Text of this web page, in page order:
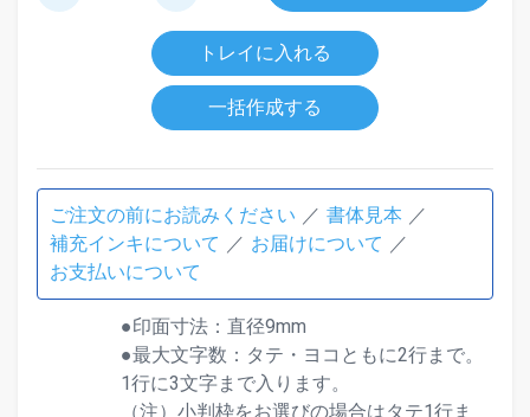
トレイに入れる
一括作成する
ご注文の前にお読みください
書体見本
補充インキについて
お届けについて
お支払いについて
●印面寸法：直径9mm
●最大文字数：タテ・ヨコともに2行まで。
1行に3文字まで入ります。
（注）小判枠をお選びの場合はタテ1行ま